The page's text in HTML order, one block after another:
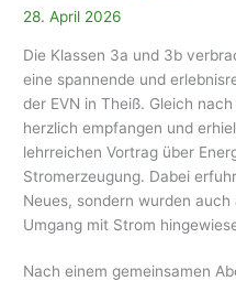
28. April 2026
Die Klassen 3a und 3b
eine spannende und
der EVN in Theiß. Gleich
herzlich empfangen und
lehrreichen Vortrag über
Stromerzeugung. Dabei
Neues, sondern wurden
Umgang mit Strom
Nach einem gemeinsamen